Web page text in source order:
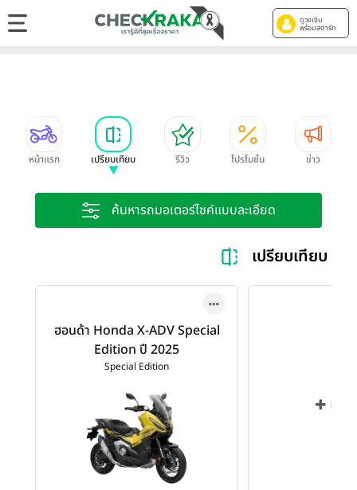
ดูวงเงิน
พร้อมสตาร์ท
หน้าแรก เปรียบเทียบ รีวิว โปรโมชั่น ข่าว
ค้นหารถมอเตอร์ไซค์แบบละเอียด
เปรียบเทียบ
ฮอนด้า Honda X-ADV Special
Edition ปี 2025
Special Edition
เพิ่